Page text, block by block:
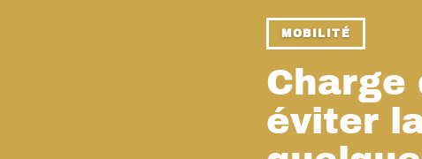
MOBILITÉ
Charge
éviter